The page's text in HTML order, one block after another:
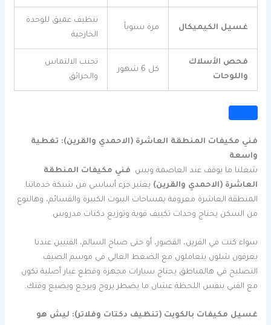
غسيل الكيميكال مرة سنوياً
تنظيف عميق للوحدة
الخارجية
فحص الأسلاك
واللوحات
كل 6 شهور
تجنب الالتماس
والحرائق
فني مكيفات المنطقة العاشرة (الاحمدي والقرين): تغطية
واسعة
شغلنا ما يوقف عند العاصمة وبس. فني مكيفات المنطقة
العاشرة (الاحمدي والقرين) يعتبر جزء أساسي من شبكة خدماتنا.
المنطقة العاشرة معروفة بمساحات البيوت الكبيرة والقسائم، وهالنوع
من السكن يحتاج وحدات تكييف قوية وتوزيع دكتات مدروس.
سواء كنت في القرين، القصور، أو حتى صباح السالم، الفنيين عندنا
يعرفون شلون يتعاملون مع الضغط العالي في موسم الصيف.
التصليح في هالمناطق يحتاج سيارات مجهزة وقطع غيار أصلية تكون
مع الفني بنفس اللحظة عشان ما يضطر يروح ويرجع ويضيع وقتك.
غسيل مكيفات بالكويت (تنظيف دكتات وفلاتر): ليش هو